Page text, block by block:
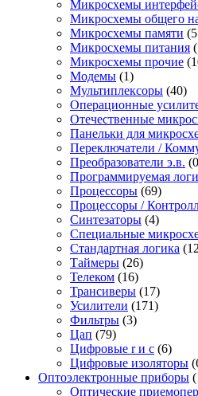
Микросхемы
Микросхемы общего
Микросхемы памяти
Микросхемы питания
Микросхемы прочие
Модемы (1)
Мультиплексоры (40)
Операционные
Отечественные
Панельки для
Переключатели /
Преобразователи э.в.
Программируемая
Процессоры (69)
Процессоры /
Синтезаторы (4)
Специальные
Стандартная логика
Таймеры (26)
Телеком (16)
Трансиверы (17)
Усилители (171)
Фильтры (3)
Цап (79)
Цифровые r и c (6)
Цифровые изоляторы
Оптоэлектронные приборы
Оптические